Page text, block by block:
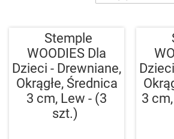
Stemple
WOODIES Dla
Dzieci - Drewniane,
Okrągłe, Średnica
3 cm, Lew - (3
szt.)
3